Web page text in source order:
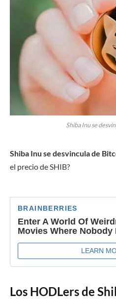
Shiba Inu se
Shiba Inu se desvincula de
el precio de SHIB?
Los HODLers de